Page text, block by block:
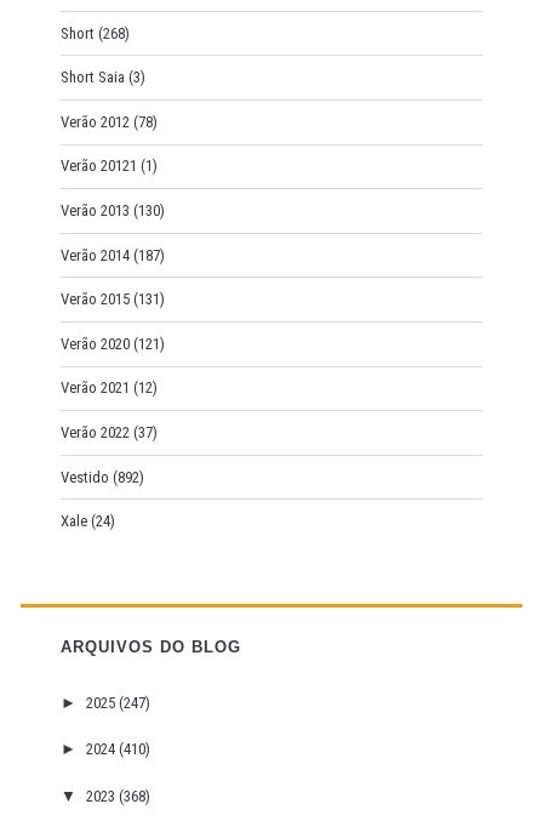
Short (268)
Short Saia (3)
Verão 2012 (78)
Verão 20121 (1)
Verão 2013 (130)
Verão 2014 (187)
Verão 2015 (131)
Verão 2020 (121)
Verão 2021 (12)
Verão 2022 (37)
Vestido (892)
Xale (24)
ARQUIVOS DO BLOG
► 2025 (247)
► 2024 (410)
▼ 2023 (368)